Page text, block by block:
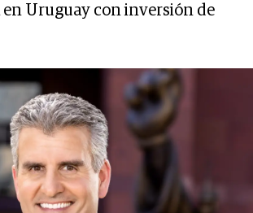
en Uruguay con inversión de